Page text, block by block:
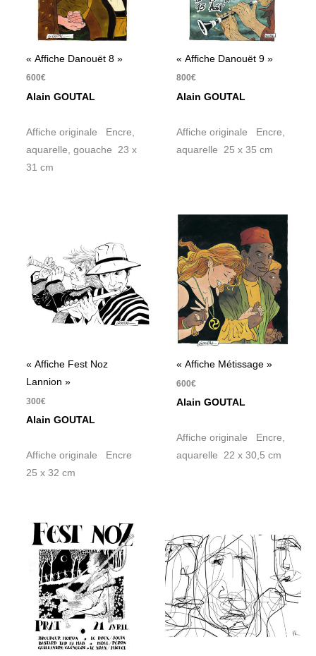
« Affiche Danouët 8 »
600€
Alain GOUTAL
Affiche originale Encre,
aquarelle, gouache 23 x
31 cm
« Affiche Danouët 9 »
800€
Alain GOUTAL
Affiche originale Encre,
aquarelle 25 x 35 cm
« Affiche Fest Noz
Lannion »
300€
Alain GOUTAL
Affiche originale Encre
25 x 32 cm
« Affiche Métissage »
600€
Alain GOUTAL
Affiche originale Encre,
aquarelle 22 x 30,5 cm